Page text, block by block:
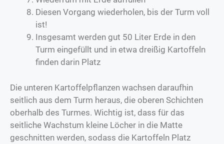
Diesen Vorgang wiederholen, bis der Turm voll
ist!
Insgesamt werden gut 50 Liter Erde in den
Turm eingefüllt und in etwa dreißig Kartoffeln
finden darin Platz
Die unteren Kartoffelpflanzen wachsen daraufhin
seitlich aus dem Turm heraus, die oberen Schichten
oberhalb des Turmes. Wichtig ist, dass für das
seitliche Wachstum kleine Löcher in die Matte
geschnitten werden, sodass die Kartoffeln Platz